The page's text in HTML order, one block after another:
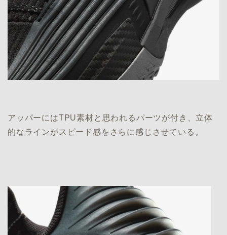
アッパーにはTPU素材と思われるパーツが付き、立体
的なラインがスピード感をさらに感じさせている。